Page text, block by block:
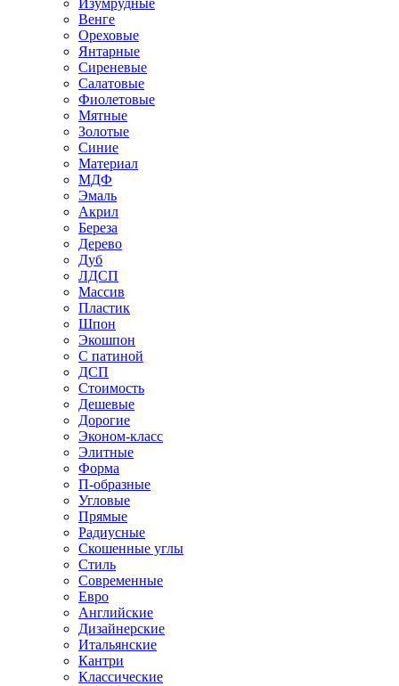
Изумрудные
Венге
Ореховые
Янтарные
Сиреневые
Салатовые
Фиолетовые
Мятные
Золотые
Синие
Материал
МДФ
Эмаль
Акрил
Береза
Дерево
Дуб
ЛДСП
Массив
Пластик
Шпон
Экошпон
С патиной
ДСП
Стоимость
Дешевые
Дорогие
Эконом-класс
Элитные
Форма
П-образные
Угловые
Прямые
Радиусные
Скошенные углы
Стиль
Современные
Евро
Английские
Дизайнерские
Итальянские
Кантри
Классические